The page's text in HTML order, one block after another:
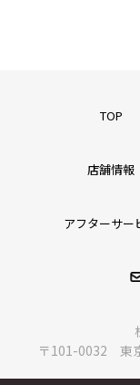
TOP
店舗情報
アフターサー
〒101-0032 東